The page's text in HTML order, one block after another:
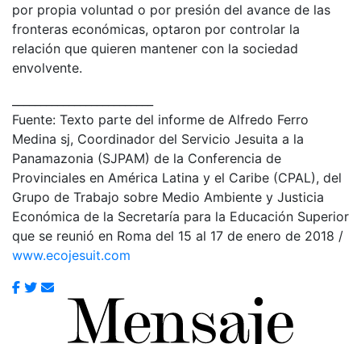
por propia voluntad o por presión del avance de las
fronteras económicas, optaron por controlar la
relación que quieren mantener con la sociedad
envolvente.
Fuente: Texto parte del informe de Alfredo Ferro
Medina sj, Coordinador del Servicio Jesuita a la
Panamazonia (SJPAM) de la Conferencia de
Provinciales en América Latina y el Caribe (CPAL), del
Grupo de Trabajo sobre Medio Ambiente y Justicia
Económica de la Secretaría para la Educación Superior
que se reunió en Roma del 15 al 17 de enero de 2018 /
www.ecojesuit.com